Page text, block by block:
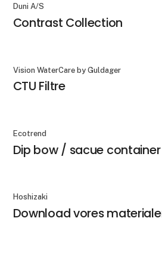
Duni A/S
Contrast Collection
Vision WaterCare by Guldager
CTU Filtre
Ecotrend
Dip bow / sacue
Hoshizaki
Download vores